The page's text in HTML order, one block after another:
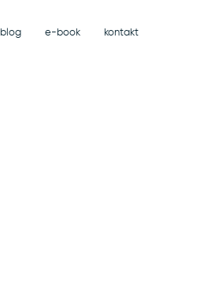
blog e-book kontakt